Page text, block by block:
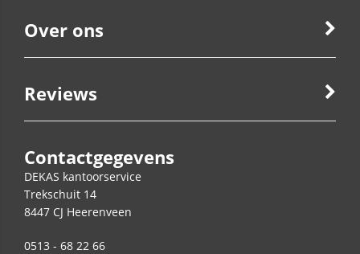
Over ons
Reviews
Contactgegevens
DEKAS kantoorservice
Trekschuit 14
8447 CJ Heerenveen
0513 - 68 22 66